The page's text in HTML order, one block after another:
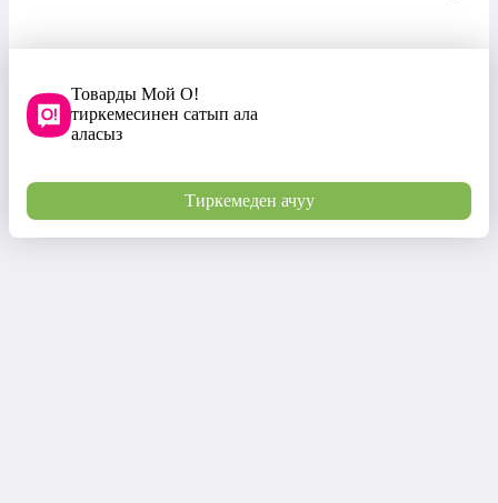
Товарды Мой О!
тиркемесинен сатып ала
аласыз
Тиркемеден ачуу